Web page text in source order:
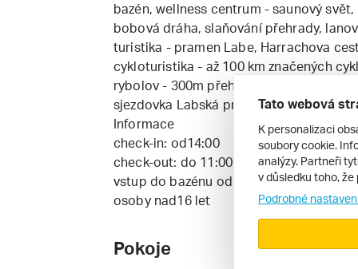
bazén, wellness centrum - saunový svět,
bobová dráha, slaňování přehrady,
turistika - pramen Labe, Harrachova
cykloturistika - až 100 km značených
rybolov - 300m přehrada Labská
sjezdovka Labská pro středně náročné
Informace
check-in: od14:00
check-out: do 11:00
vstup do bazénu od 9:00 do 12:00 a od
osoby nad16 let
Pokoje
Tato webová
K personalizaci
soubory cookie.
analýzy. Partneři
v důsledku toho,
Podrobné